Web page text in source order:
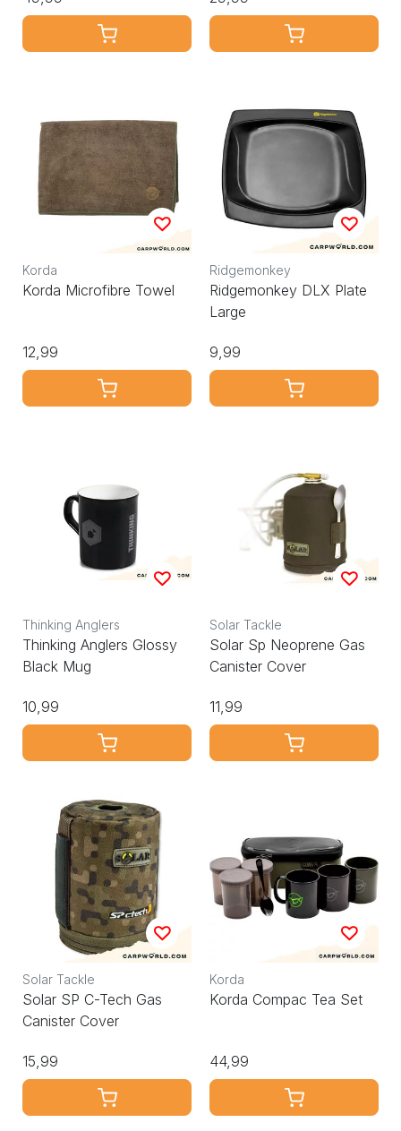
Korda
Korda Microfibre Towel
12,99
Ridgemonkey
Ridgemonkey DLX Plate
Large
9,99
Thinking Anglers
Thinking Anglers Glossy
Black Mug
10,99
Solar Tackle
Solar Sp Neoprene Gas
Canister Cover
11,99
Solar Tackle
Solar SP C-Tech Gas
Canister Cover
15,99
Korda
Korda Compac Tea Set
44,99